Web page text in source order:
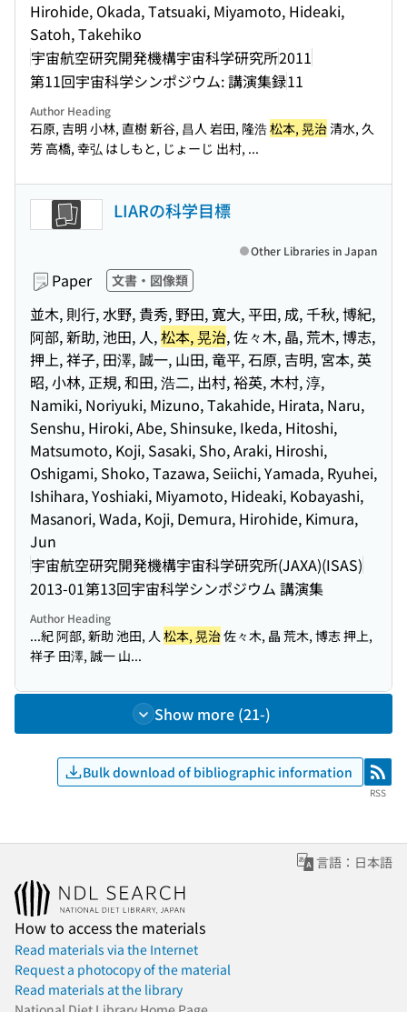
Hirohide, Okada, Tatsuaki, Miyamoto, Hideaki,
Satoh, Takehiko
宇宙航空研究開発機構宇宙科学研究所2011
第11回宇宙科学シンポジウム: 講演集録11
Author Heading
石原, 吉明 小林, 直樹 新谷, 昌人 岩田, 隆浩松本, 晃治清水, 久
芳 高橋, 幸弘 はしもと, じょーじ 出村, ...
LIARの科学目標
Paper 文書・図像類
並木, 則行, 水野, 貴秀, 野田, 寛大, 平田, 成, 千秋, 博紀,
阿部, 新助, 池田, 人,松本, 晃治, 佐々木, 晶, 荒木, 博志,
押上, 祥子, 田澤, 誠一, 山田, 竜平, 石原, 吉明, 宮本, 英
昭, 小林, 正規, 和田, 浩二, 出村, 裕英, 木村, 淳,
Namiki, Noriyuki, Mizuno, Takahide, Hirata, Naru,
Senshu, Hiroki, Abe, Shinsuke, Ikeda, Hitoshi,
Matsumoto, Koji, Sasaki, Sho, Araki, Hiroshi,
Oshigami, Shoko, Tazawa, Seiichi, Yamada, Ryuhei,
Ishihara, Yoshiaki, Miyamoto, Hideaki, Kobayashi,
Masanori, Wada, Koji, Demura, Hirohide, Kimura,
Jun
宇宙航空研究開発機構宇宙科学研究所(JAXA)(ISAS)
2013-01第13回宇宙科学シンポジウム 講演集
Other Libraries in Japan
Author Heading
...紀 阿部, 新助 池田, 人 松本, 晃治佐々木, 晶 荒木, 博志 押上,
祥子 田澤, 誠一 山...
Show more (21-)
Bulk download of bibliographic information RSS
RSS
言語：日本語
How to access the materials
Read materials via the Internet
Request a photocopy of the material
Read materials at the library